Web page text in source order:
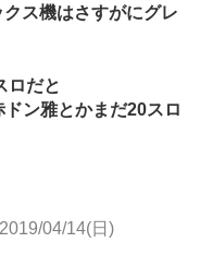
ス機はさすがにグレ
ロだと
ン雅とかまだ20スロ
2019/04/14(日)